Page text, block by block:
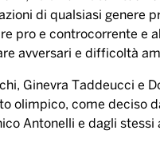
di qualsiasi genere
pro e controcorrente e
avversari e difficoltà
Ginevra Taddeucci e
olimpico, come deciso
Antonelli e dagli